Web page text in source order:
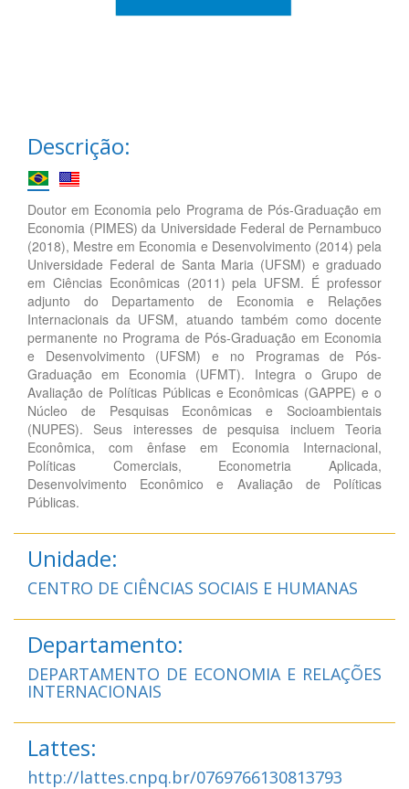
Descrição:
Doutor em Economia pelo Programa de Pós-Graduação em
Economia (PIMES) da Universidade Federal de Pernambuco
(2018), Mestre em Economia e Desenvolvimento (2014) pela
Universidade Federal de Santa Maria (UFSM) e graduado
em Ciências Econômicas (2011) pela UFSM. É professor
adjunto do Departamento de Economia e Relações
Internacionais da UFSM, atuando também como docente
permanente no Programa de Pós-Graduação em Economia
e Desenvolvimento (UFSM) e no Programas de Pós-
Graduação em Economia (UFMT). Integra o Grupo de
Avaliação de Políticas Públicas e Econômicas (GAPPE) e o
Núcleo de Pesquisas Econômicas e Socioambientais
(NUPES). Seus interesses de pesquisa incluem Teoria
Econômica, com ênfase em Economia Internacional,
Políticas Comerciais, Econometria Aplicada,
Desenvolvimento Econômico e Avaliação de Políticas
Públicas.
Unidade:
CENTRO DE CIÊNCIAS SOCIAIS E HUMANAS
Departamento:
DEPARTAMENTO DE ECONOMIA E RELAÇÕES
INTERNACIONAIS
Lattes:
http://lattes.cnpq.br/0769766130813793